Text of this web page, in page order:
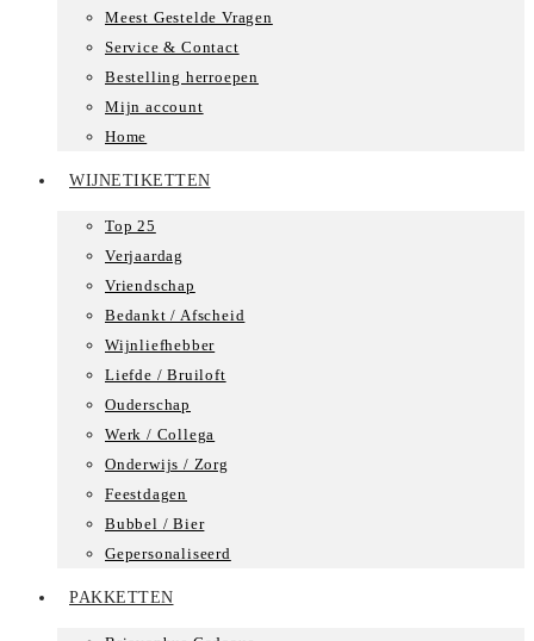
Meest Gestelde Vragen
Service & Contact
Bestelling herroepen
Mijn account
Home
WIJNETIKETTEN
Top 25
Verjaardag
Vriendschap
Bedankt / Afscheid
Wijnliefhebber
Liefde / Bruiloft
Ouderschap
Werk / Collega
Onderwijs / Zorg
Feestdagen
Bubbel / Bier
Gepersonaliseerd
PAKKETTEN